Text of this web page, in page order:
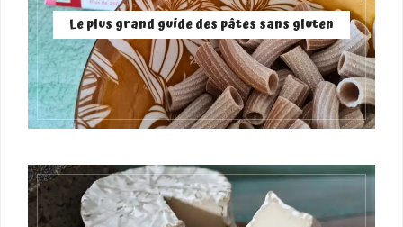
Le plus grand guide des pâtes sans gluten